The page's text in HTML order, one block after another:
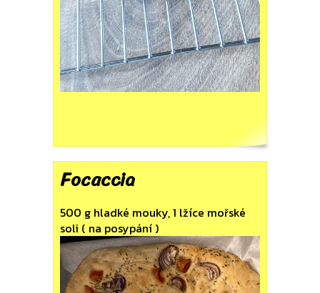
Focaccia
500 g hladké mouky, 1 lžíce mořské
soli ( na posypání )